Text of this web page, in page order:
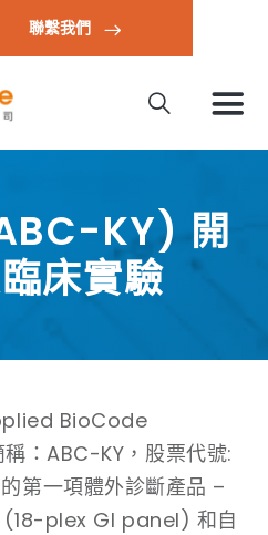
聯繫我們
KY) 開
床實驗
BioCode
：ABC-KY，股票代號:
第一項體外診斷產品 –
(18-plex GI panel) 和自